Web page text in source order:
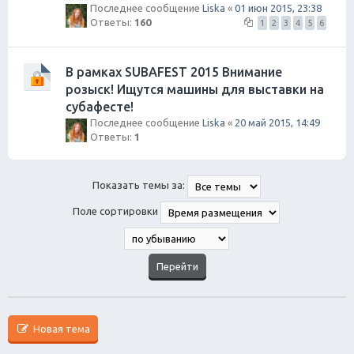
Последнее сообщение Liska « 01 июн 2015, 23:38
Ответы: 160 1 2 3 4 5 6
В рамках SUBAFEST 2015 Внимание
розыск! Ищутся машины для выставки на
субафесте!
Последнее сообщение Liska « 20 май 2015, 14:49
Ответы: 1
Показать темы за:
Поле сортировки
Новая тема